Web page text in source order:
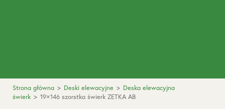
Strona główna > Deski elewacyjne > Deska elewacyjna
świerk > 19×146 szorstka świerk ZETKA AB